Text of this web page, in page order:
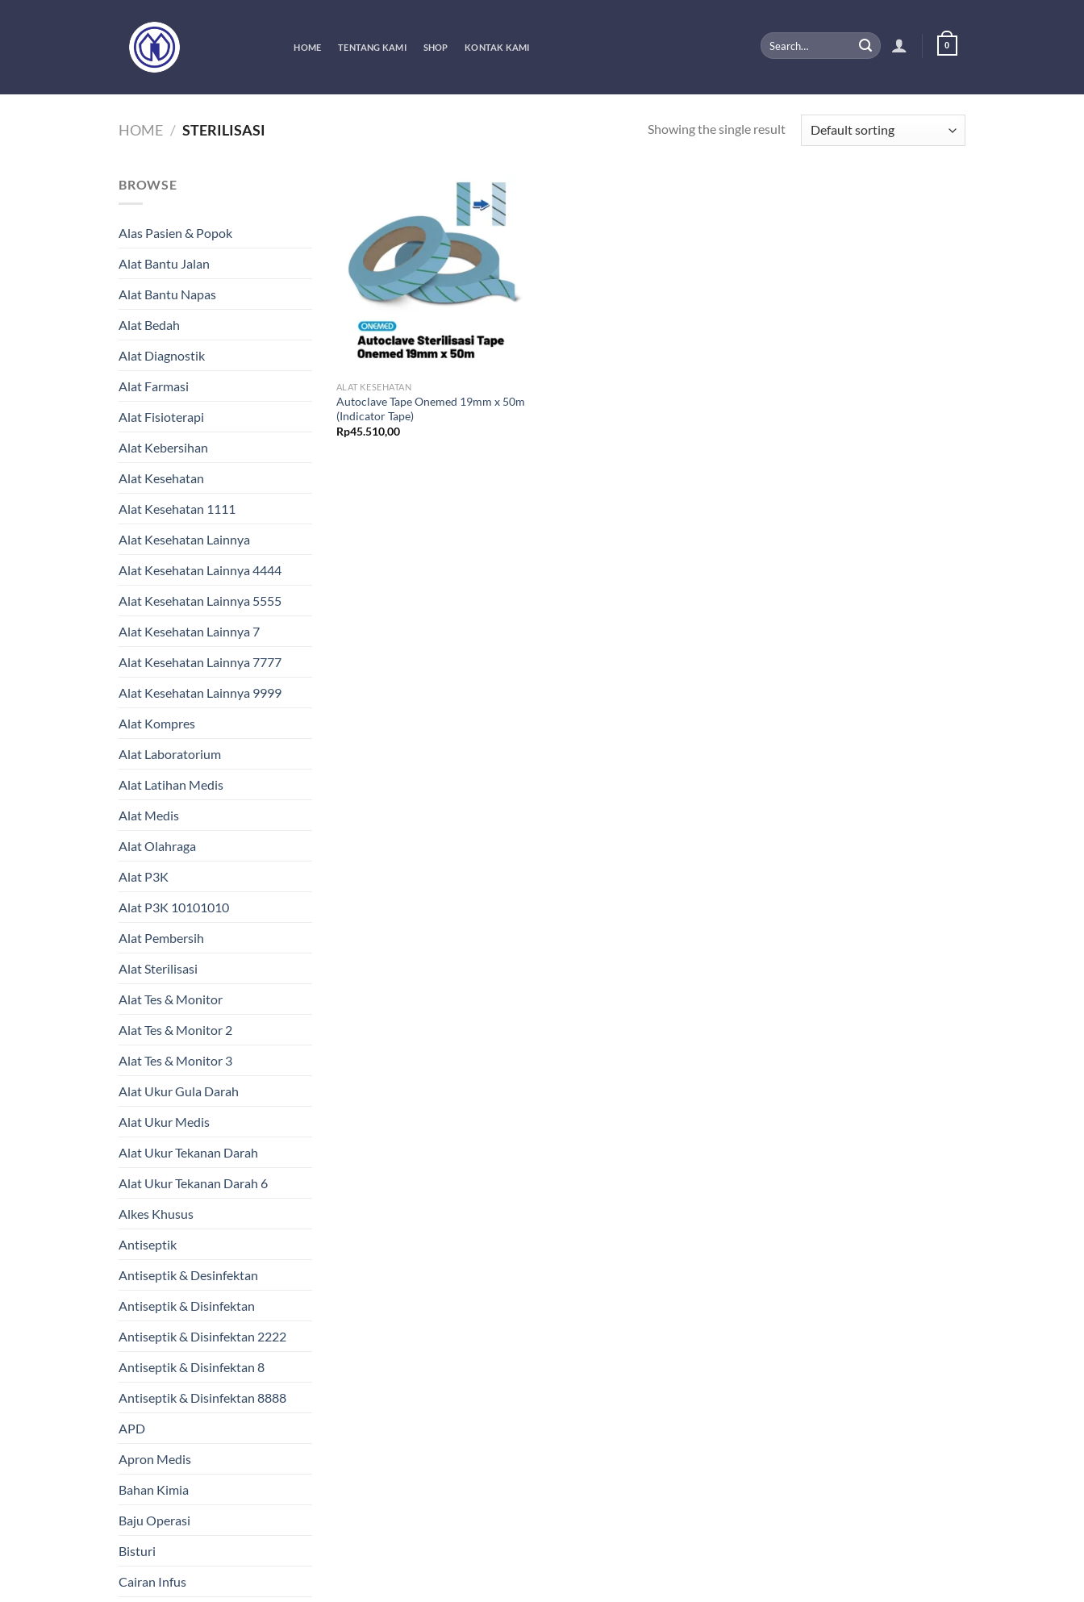
HOME TENTANG KAMI SHOP KONTAK KAMI
Search
for:
0
HOME / STERILISASI Showing the single result
BROWSE
Alas Pasien & Popok
Alat Bantu Jalan
Alat Bantu Napas
Alat Bedah
Alat Diagnostik
Alat Farmasi
Alat Fisioterapi
Alat Kebersihan
Alat Kesehatan
Alat Kesehatan 1111
Alat Kesehatan Lainnya
Alat Kesehatan Lainnya 4444
Alat Kesehatan Lainnya 5555
Alat Kesehatan Lainnya 7
Alat Kesehatan Lainnya 7777
Alat Kesehatan Lainnya 9999
Alat Kompres
Alat Laboratorium
Alat Latihan Medis
Alat Medis
Alat Olahraga
Alat P3K
Alat P3K 10101010
Alat Pembersih
Alat Sterilisasi
Alat Tes & Monitor
Alat Tes & Monitor 2
Alat Tes & Monitor 3
Alat Ukur Gula Darah
Alat Ukur Medis
Alat Ukur Tekanan Darah
Alat Ukur Tekanan Darah 6
Alkes Khusus
Antiseptik
Antiseptik & Desinfektan
Antiseptik & Disinfektan
Antiseptik & Disinfektan 2222
Antiseptik & Disinfektan 8
Antiseptik & Disinfektan 8888
APD
Apron Medis
Bahan Kimia
Baju Operasi
Bisturi
Cairan Infus
ALAT KESEHATAN
Autoclave Tape Onemed 19mm x 50m
(Indicator Tape)
Rp45.510,00